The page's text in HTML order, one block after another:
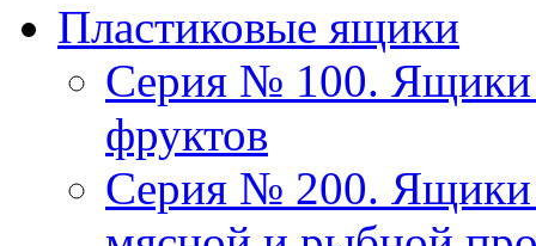
Пластиковые ящики
Серия № 100. Ящики
фруктов
Серия № 200. Ящики